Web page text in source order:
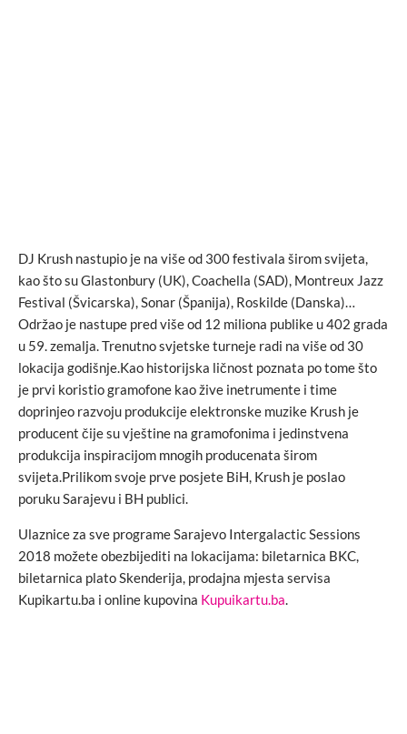
DJ Krush nastupio je na više od 300 festivala širom svijeta,
kao što su Glastonbury (UK), Coachella (SAD), Montreux Jazz
Festival (Švicarska), Sonar (Španija), Roskilde (Danska)…
Održao je nastupe pred više od 12 miliona publike u 402 grada
u 59. zemalja. Trenutno svjetske turneje radi na više od 30
lokacija godišnje.Kao historijska ličnost poznata po tome što
je prvi koristio gramofone kao žive inetrumente i time
doprinjeo razvoju produkcije elektronske muzike Krush je
producent čije su vještine na gramofonima i jedinstvena
produkcija inspiracijom mnogih producenata širom
svijeta.Prilikom svoje prve posjete BiH, Krush je poslao
poruku Sarajevu i BH publici.
Ulaznice za sve programe Sarajevo Intergalactic Sessions
2018 možete obezbijediti na lokacijama: biletarnica BKC,
biletarnica plato Skenderija, prodajna mjesta servisa
Kupikartu.ba i online kupovina Kupuikartu.ba.